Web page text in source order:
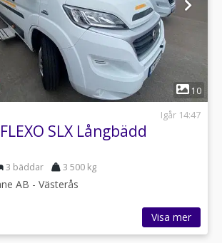
10
Igår 14:47
SLX Långbädd
3 bäddar 3 500 kg
AB - Västerås
Visa mer